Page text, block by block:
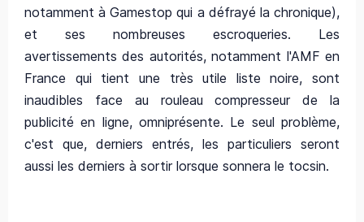
notamment à Gamestop qui a défrayé la chronique),
et ses nombreuses escroqueries. Les
avertissements des autorités, notamment l'AMF en
France qui tient une très utile liste noire, sont
inaudibles face au rouleau compresseur de la
publicité en ligne, omniprésente. Le seul problème,
c'est que, derniers entrés, les particuliers seront
aussi les derniers à sortir lorsque sonnera le tocsin.